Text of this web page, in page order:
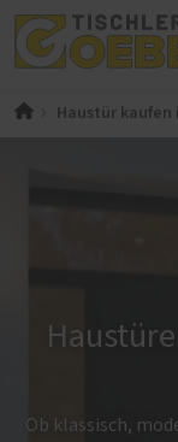
Haustür
Ob klassisch,